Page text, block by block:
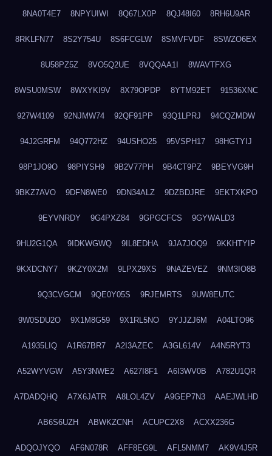
8NA0T4E7 8NPYUIWI 8Q67LX0P 8QJ48I60 8RH6U9AR
8RKLFN77 8S2Y754U 8S6FCGLW 8SMVFVDF 8SWZO6EX
8U58PZ5Z 8VO5Q2UE 8VQQAA1I 8WAVTFXG
8WSU0MSW 8WXYKI9V 8X79OPDP 8YTM92ET 91536XNC
927W4109 92NJMW74 92QF91PP 93Q1LPRJ 94CQZMDW
94J2GRFM 94Q772HZ 94USHO25 95VSPH17 98HGTYIJ
98P1JO9O 98PIYSH9 9B2V77PH 9B4CT9PZ 9BEYVG9H
9BKZ7AVO 9DFN8WE0 9DN34ALZ 9DZBDJRE 9EKTXKPO
9EYVNRDY 9G4PXZ84 9GPGCFCS 9GYWALD3
9HU2G1QA 9IDKWGWQ 9IL8EDHA 9JA7JOQ9 9KKHTYIP
9KXDCNY7 9KZY0X2M 9LPX29XS 9NAZEVEZ 9NM3IO8B
9Q3CVGCM 9QE0Y05S 9RJEMRTS 9UW8EUTC
9W0SDU2O 9X1M8G59 9X1RL5NO 9YJJZJ6M A04LTO96
A1935LIQ A1R67BR7 A2I3AZEC A3GL614V A4N5RYT3
A52WYVGW A5Y3NWE2 A627I8F1 A6I3WV0B A782U1QR
A7DADQHQ A7X6JATR A8LOL4ZV A9GEP7N3 AAEJWLHD
AB6S6UZH ABWKZCNH ACUPC2X8 ACXX236G
ADQOJYQO AF6N078R AFF8EG9L AFL5NMM7 AK9V4J5R